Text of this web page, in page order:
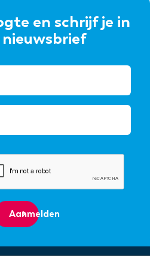
en schrijf je in
Aanmelden